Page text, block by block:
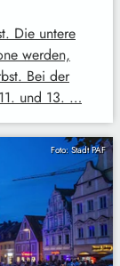
Die untere
werden,
Bei der
und 13. …
Foto: Stadt PAF